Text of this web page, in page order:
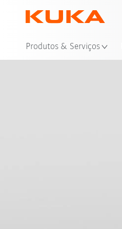
Produtos & Serviços